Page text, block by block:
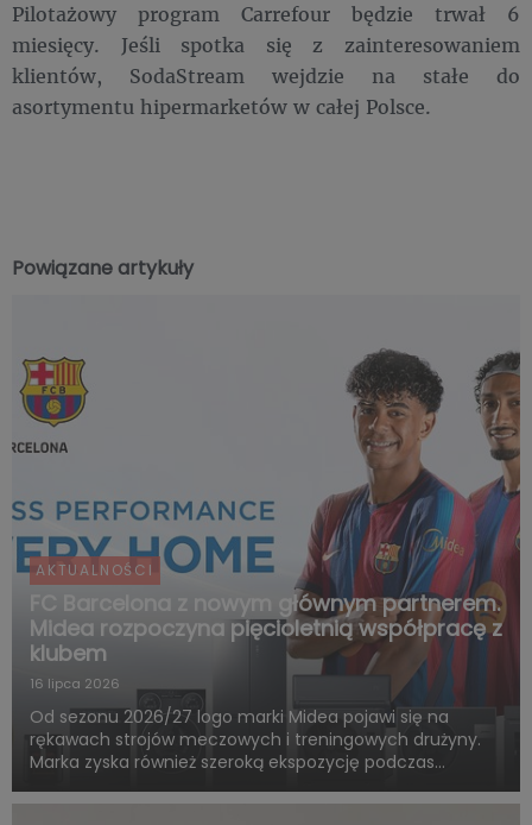
Pilotażowy program Carrefour będzie trwał 6
miesięcy. Jeśli spotka się z zainteresowaniem
klientów, SodaStream wejdzie na stałe do
asortymentu hipermarketów w całej Polsce.
Powiązane artykuły
AKTUALNOŚCI
FC Barcelona z nowym głównym partnerem.
Midea rozpoczyna pięcioletnią współpracę z
klubem
16 lipca 2026
Od sezonu 2026/27 logo marki Midea pojawi się na
rękawach strojów meczowych i treningowych drużyny.
Marka zyska również szeroką ekspozycję podczas
współpraca obejmie także wspólne działania skierowane